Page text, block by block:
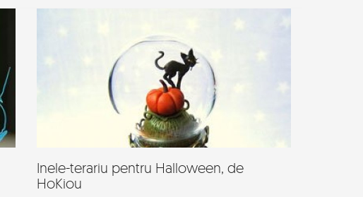
Inele-terariu pentru Halloween, de
HoKiou